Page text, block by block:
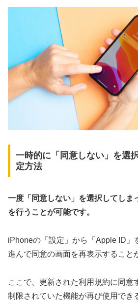
一時的に「同意しない」を選
定方法
一度「同意しない」を選択してしま
を行うことが可能です。
iPhoneの「設定」から「Apple ID」
進んで同意の画面を再表示すること
ここで、更新された利用規約に同意
制限されていた機能が再び使用でき